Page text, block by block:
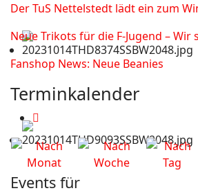
Der TuS Nettelstedt lädt ein zum
Neue Trikots für die F-Jugend – Wir
Fanshop News: Neue Beanies
Terminkalender
Events für